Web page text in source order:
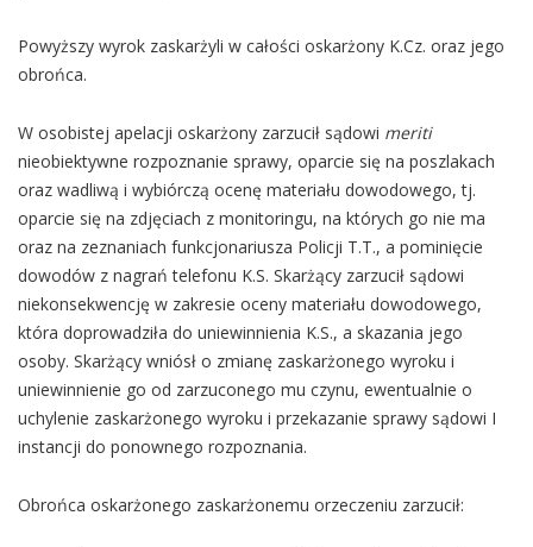
Powyższy wyrok zaskarżyli w całości oskarżony K.Cz. oraz jego
obrońca.
W osobistej apelacji oskarżony zarzucił sądowi meriti
nieobiektywne rozpoznanie sprawy, oparcie się na poszlakach
oraz wadliwą i wybiórczą ocenę materiału dowodowego, tj.
oparcie się na zdjęciach z monitoringu, na których go nie ma
oraz na zeznaniach funkcjonariusza Policji T.T., a pominięcie
dowodów z nagrań telefonu K.S. Skarżący zarzucił sądowi
niekonsekwencję w zakresie oceny materiału dowodowego,
która doprowadziła do uniewinnienia K.S., a skazania jego
osoby. Skarżący wniósł o zmianę zaskarżonego wyroku i
uniewinnienie go od zarzuconego mu czynu, ewentualnie o
uchylenie zaskarżonego wyroku i przekazanie sprawy sądowi I
instancji do ponownego rozpoznania.
Obrońca oskarżonego zaskarżonemu orzeczeniu zarzucił: